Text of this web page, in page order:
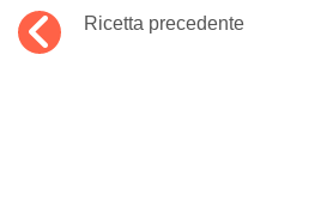
Ricetta precedente